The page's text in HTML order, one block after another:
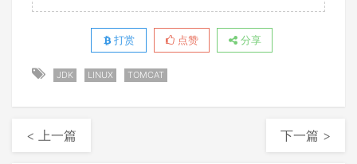
打赏 点赞 分享
JDK LINUX TOMCAT
< 上一篇 下一篇 >